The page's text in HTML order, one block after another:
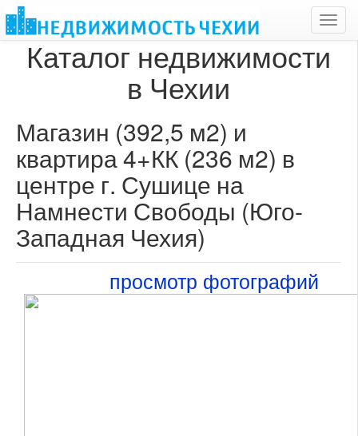
Каталог недвижимости
в Чехии
Магазин (392,5 м2) и
квартира 4+КК (236 м2) в
центре г. Сушице на
Намнести Свободы (Юго-
Западная Чехия)
просмотр фотографий